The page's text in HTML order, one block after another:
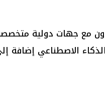
مع جهات دولية متخصصة
الاصطناعي